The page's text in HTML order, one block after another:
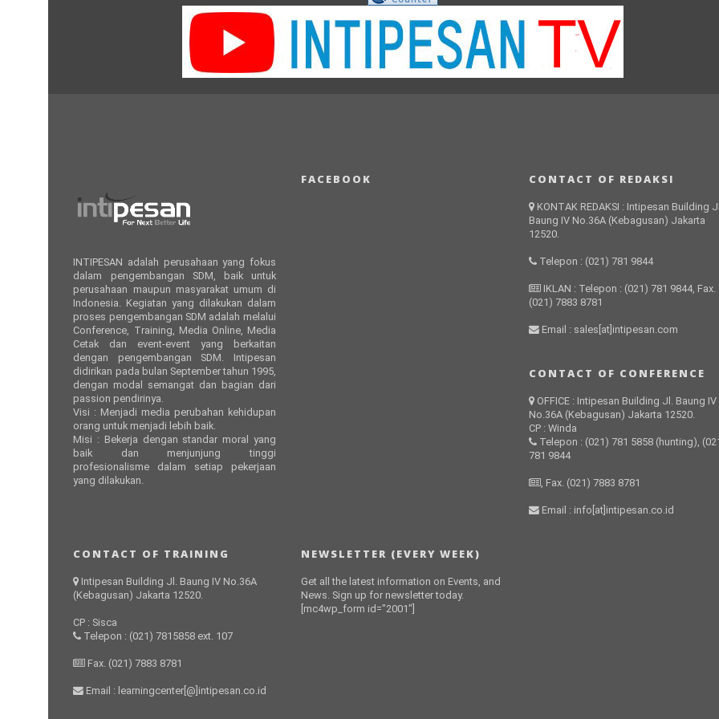
INTIPESAN adalah perusahaan yang fokus
dalam pengembangan SDM, baik untuk
perusahaan maupun masyarakat umum di
Indonesia. Kegiatan yang dilakukan dalam
proses pengembangan SDM adalah melalui
Conference, Training, Media Online, Media
Cetak dan event-event yang berkaitan
dengan pengembangan SDM. Intipesan
didirikan pada bulan September tahun 1995,
dengan modal semangat dan bagian dari
passion pendirinya.
Visi : Menjadi media perubahan kehidupan
orang untuk menjadi lebih baik.
Misi : Bekerja dengan standar moral yang
baik dan menjunjung tinggi
profesionalisme dalam setiap pekerjaan
yang dilakukan.
FACEBOOK CONTACT OF REDAKSI
KONTAK REDAKSI : Intipesan Building
Baung IV No.36A (Kebagusan) Jakarta
12520.
Telepon : (021) 781 9844
IKLAN : Telepon : (021) 781 9844, Fax.
(021) 7883 8781
Email : sales[at]intipesan.com
CONTACT OF CONFERENCE
OFFICE : Intipesan Building Jl. Baung IV
No.36A (Kebagusan) Jakarta 12520.
CP : Winda
Telepon : (021) 781 5858 (hunting),
781 9844
, Fax. (021) 7883 8781
Email : info[at]intipesan.co.id
CONTACT OF TRAINING
Intipesan Building Jl. Baung IV No.36A
(Kebagusan) Jakarta 12520.
CP : Sisca
Telepon : (021) 7815858 ext. 107
Fax. (021) 7883 8781
Email : learningcenter[@]intipesan.co.id
NEWSLETTER (EVERY WEEK)
Get all the latest information on Events, and
News. Sign up for newsletter today.
[mc4wp_form id="2001"]